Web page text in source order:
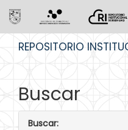
REPOSITORIO
Buscar
Buscar: